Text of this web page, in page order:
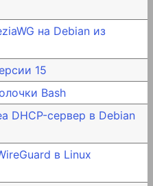
на Debian из
15
Bash
DHCP-сервер в Debian
в Linux